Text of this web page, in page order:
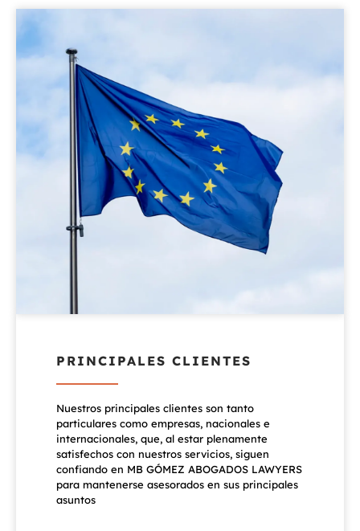
PRINCIPALES CLIENTES
Nuestros principales clientes son tanto
particulares como empresas, nacionales e
internacionales, que, al estar plenamente
satisfechos con nuestros servicios, siguen
confiando en MB GÓMEZ ABOGADOS LAWYERS
para mantenerse asesorados en sus principales
asuntos